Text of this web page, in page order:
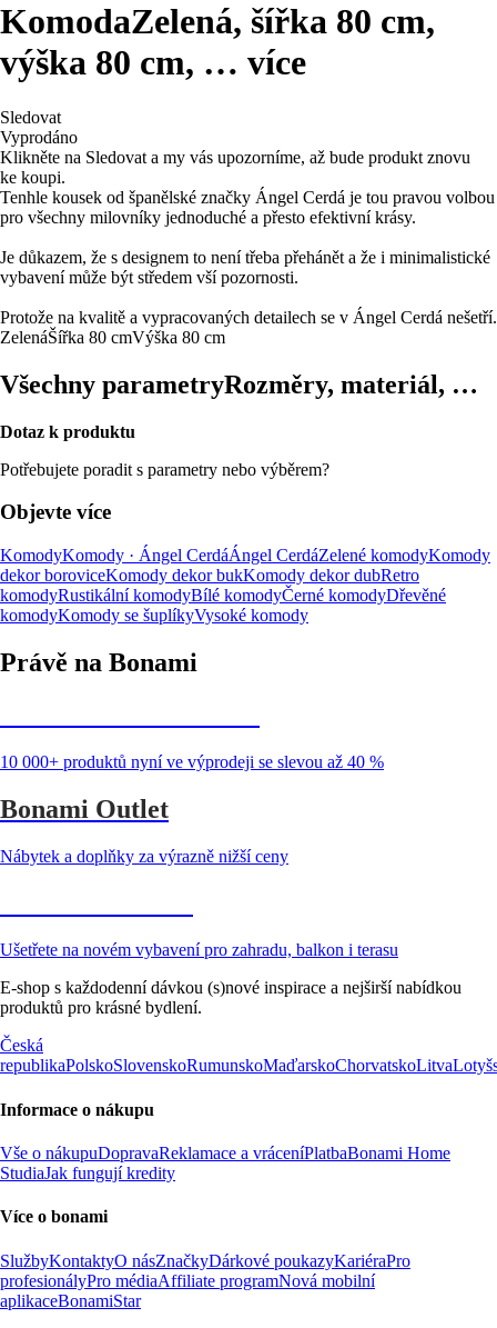
KomodaZelená, šířka 80 cm,
výška 80 cm, … více
Sledovat
Vyprodáno
Klikněte na Sledovat a my vás upozorníme, až bude produkt znovu
ke koupi.
Tenhle kousek od španělské značky Ángel Cerdá je tou pravou volbou
pro všechny milovníky jednoduché a přesto efektivní krásy.
Je důkazem, že s designem to není třeba přehánět a že i minimalistické
vybavení může být středem vší pozornosti.
Protože na kvalitě a vypracovaných detailech se v Ángel Cerdá nešetří.
ZelenáŠířka 80 cmVýška 80 cm
Všechny parametryRozměry, materiál, …
Dotaz k produktu
Potřebujete poradit s parametry nebo výběrem?
Objevte více
KomodyKomody · Ángel CerdáÁngel CerdáZelené komodyKomody
dekor boroviceKomody dekor bukKomody dekor dubRetro
komodyRustikální komodyBílé komodyČerné komodyDřevěné
komodyKomody se šuplíkyVysoké komody
Právě na Bonami
10 000+ produktů nyní ve výprodeji se slevou až 40 %
Bonami Outlet
Nábytek a doplňky za výrazně nižší ceny
Ušetřete na novém vybavení pro zahradu, balkon i terasu
E-shop s každodenní dávkou (s)nové inspirace a nejširší nabídkou
produktů pro krásné bydlení.
Česká
republikaPolskoSlovenskoRumunskoMaďarskoChorvatskoLitva
Informace o nákupu
Vše o nákupuDopravaReklamace a vráceníPlatbaBonami Home
StudiaJak fungují kredity
Více o bonami
SlužbyKontaktyO násZnačkyDárkové poukazyKariéraPro
profesionályPro médiaAffiliate programNová mobilní
aplikaceBonamiStar